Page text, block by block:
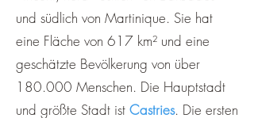
und südlich von Martinique. Sie hat
eine Fläche von 617 km² und eine
geschätzte Bevölkerung von über
180.000 Menschen. Die Hauptstadt
und größte Stadt ist Castries. Die ersten